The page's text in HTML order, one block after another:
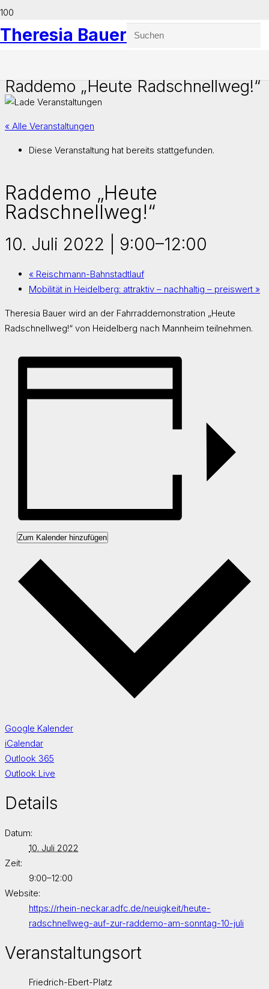
Theresia Bauer
Raddemo „Heute Radschnellweg!“
« Alle Veranstaltungen
Diese Veranstaltung hat bereits stattgefunden.
Raddemo „Heute
Radschnellweg!“
10. Juli 2022 | 9:00–12:00
« Reischmann-Bahnstadtlauf
Mobilität in Heidelberg: attraktiv – nachhaltig – preiswert »
Theresia Bauer wird an der Fahrraddemonstration „Heute
Radschnellweg!“ von Heidelberg nach Mannheim teilnehmen.
Zum Kalender hinzufügen
Google Kalender
iCalendar
Outlook 365
Outlook Live
Details
Datum:
10. Juli 2022
Zeit:
9:00–12:00
Website:
https://rhein-neckar.adfc.de/neuigkeit/heute-
radschnellweg-auf-zur-raddemo-am-sonntag-10-juli
Veranstaltungsort
Friedrich-Ebert-Platz